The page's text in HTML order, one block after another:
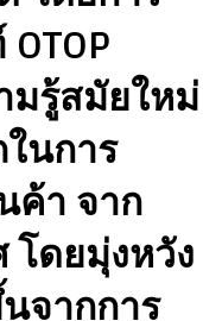
มรู้สมัยใหม่
นการ
ค้า จาก
โดยมุ่งหวัง
จากการ